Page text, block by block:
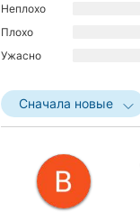
Неплохо
Плохо
Ужасно
Сначала новые